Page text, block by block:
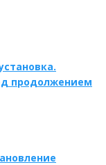
продолжением